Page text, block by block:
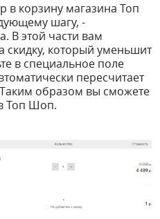
в корзину магазина Топ
шагу, -
В этой части вам
скидку, который уменьшит
в специальное поле
пересчитает
образом вы сможете
Топ Шоп.